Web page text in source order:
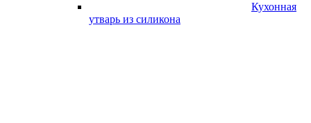
Кухонная
утварь из силикона